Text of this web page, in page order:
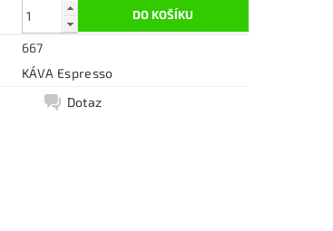
667
KÁVA Espresso
Dotaz